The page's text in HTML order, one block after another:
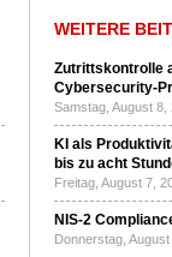
WEITERE
Zutrittskontrolle
Cybersecurity-
Samstag, August
KI als
bis zu acht
Freitag, August 7,
NIS-2
Donnerstag,